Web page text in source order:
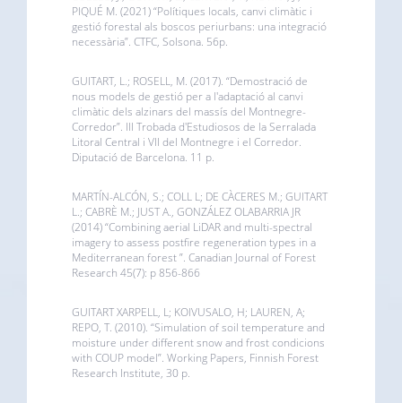
PIQUÉ M. (2021) “Polítiques locals, canvi climàtic i
gestió forestal als boscos periurbans: una integració
necessària”. CTFC, Solsona. 56p.
GUITART, L.; ROSELL, M. (2017). “Demostració de
nous models de gestió per a l'adaptació al canvi
climàtic dels alzinars del massís del Montnegre-
Corredor”. III Trobada d'Estudiosos de la Serralada
Litoral Central i VII del Montnegre i el Corredor.
Diputació de Barcelona. 11 p.
MARTÍN-ALCÓN, S.; COLL L; DE CÀCERES M.; GUITART
L.; CABRÈ M.; JUST A., GONZÁLEZ OLABARRIA JR
(2014) “Combining aerial LiDAR and multi-spectral
imagery to assess postfire regeneration types in a
Mediterranean forest ”. Canadian Journal of Forest
Research 45(7): p 856-866
GUITART XARPELL, L; KOIVUSALO, H; LAUREN, A;
REPO, T. (2010). “Simulation of soil temperature and
moisture under different snow and frost condicions
with COUP model”. Working Papers, Finnish Forest
Research Institute, 30 p.